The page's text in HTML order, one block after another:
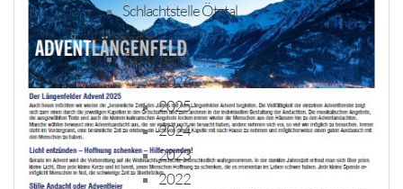
Schlachtstelle Ötztal
Standesfälle
Geburten
2026
2025
2024
2023
2022